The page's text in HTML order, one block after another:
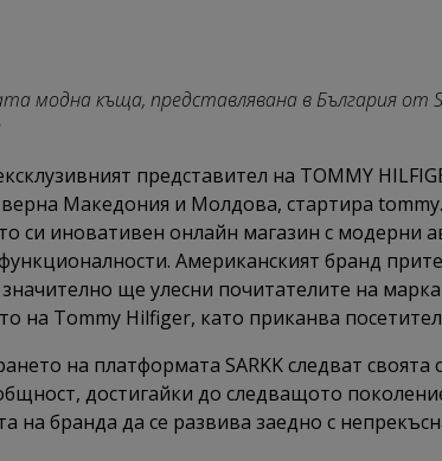
модна къща, представлявана в България от
ексклузивният представител на TOMMY
Македония и Молдова, стартира
си иновативен онлайн магазин с модерни
Американският бранд
ще улесни почитателите на
на Tommy Hilfiger, като приканва
на платформата SARKK следват
достигайки до следващото
на бранда да се развива заедно с